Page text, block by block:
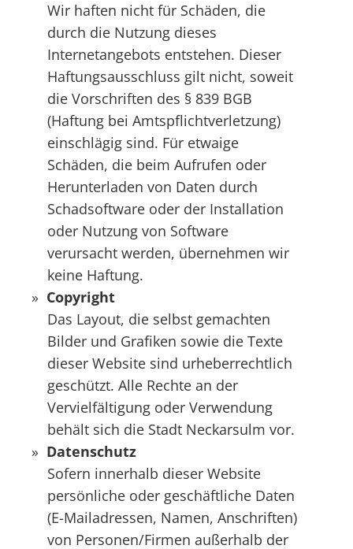
Wir haften nicht für Schäden, die
durch die Nutzung dieses
Internetangebots entstehen. Dieser
Haftungsausschluss gilt nicht, soweit
die Vorschriften des § 839 BGB
(Haftung bei Amtspflichtverletzung)
einschlägig sind. Für etwaige
Schäden, die beim Aufrufen oder
Herunterladen von Daten durch
Schadsoftware oder der Installation
oder Nutzung von Software
verursacht werden, übernehmen wir
keine Haftung.
Copyright
Das Layout, die selbst gemachten
Bilder und Grafiken sowie die Texte
dieser Website sind urheberrechtlich
geschützt. Alle Rechte an der
Vervielfältigung oder Verwendung
behält sich die Stadt Neckarsulm vor.
Datenschutz
Sofern innerhalb dieser Website
persönliche oder geschäftliche Daten
(E-Mailadressen, Namen, Anschriften)
von Personen/Firmen außerhalb der